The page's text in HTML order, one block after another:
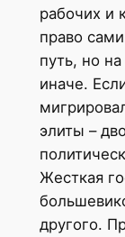
рабочих и
право
путь, но
иначе.
элиты –
Жесткая
другого.